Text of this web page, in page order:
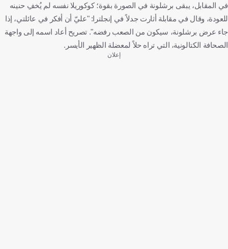
في المقابل، يبقى برشلونة في الصورة بقوة؛ كوكوريلا نفسه لم يُخفِ حنينه
للعودة، وقال في مقابلة أثارت جدلاً في إنجلترا: "عليّ أن أفكر في عائلتي، إذا
جاء عرض برشلونة، سيكون من الصعب رفضه". تصريح أعاد اسمه إلى واجهة
الصحافة الكتالونية، التي تراه حلاً لمعضلة الظهير الأيسر.
إعلان